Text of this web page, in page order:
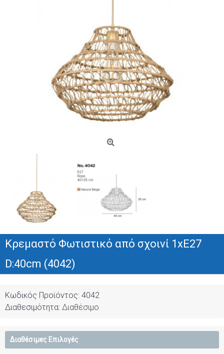
Κρεμαστό Φωτιστικό από σχοινί 1xE27
D:40cm (4042)
Κωδικός Προϊόντος: 4042
Διαθεσιμότητα: Διαθέσιμο
Διαθέσιμες Επιλογές